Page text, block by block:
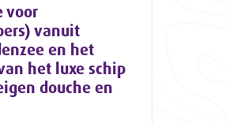
voor
vanuit
en het
het luxe schip
douche en